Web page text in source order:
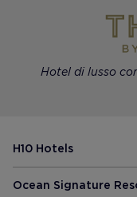
Hotel di lusso
H10 Hotels
Ocean Signature